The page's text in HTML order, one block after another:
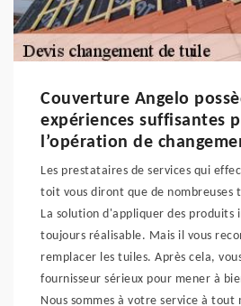
Couverture Angelo
expériences suffisantes
l’opération de
Les prestataires de services qui
toit vous diront que de nombreuses
La solution d'appliquer des produits
toujours réalisable. Mais il vous
remplacer les tuiles. Après cela,
fournisseur sérieux pour mener à
Nous sommes à votre service à